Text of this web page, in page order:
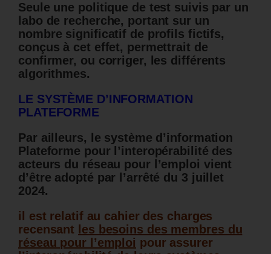
Seule une politique de test suivis par un
labo de recherche, portant sur un
nombre significatif de profils fictifs,
conçus à cet effet, permettrait de
confirmer, ou corriger, les différents
algorithmes.
LE SYSTÈME D’INFORMATION
PLATEFORME
Par ailleurs, le système d’information
Plateforme pour l’interopérabilité des
acteurs du réseau pour l’emploi vient
d’être adopté par l’arrêté du 3 juillet
2024.
il est relatif au cahier des charges
recensant
les besoins des membres du
réseau pour l’emploi pour assurer